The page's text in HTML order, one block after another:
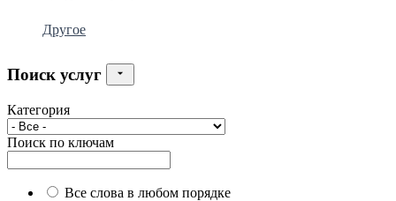
Другое
Поиск услуг
Категория
Поиск по ключам
Все слова в любом порядке